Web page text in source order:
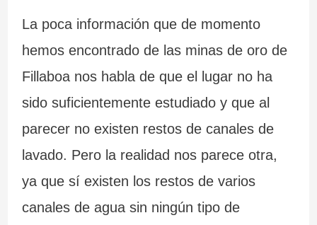
La poca información que de momento
hemos encontrado de las minas de oro de
Fillaboa nos habla de que el lugar no ha
sido suficientemente estudiado y que al
parecer no existen restos de canales de
lavado. Pero la realidad nos parece otra,
ya que sí existen los restos de varios
canales de agua sin ningún tipo de